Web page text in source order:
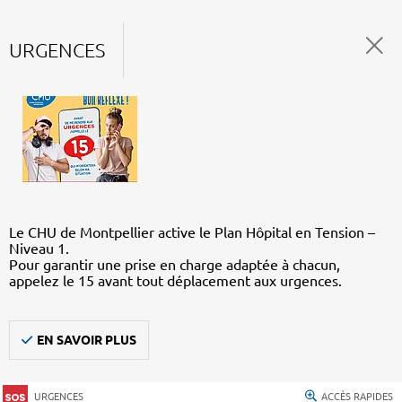
URGENCES
Le CHU de Montpellier active le Plan Hôpital en Tension –
Niveau 1.
Pour garantir une prise en charge adaptée à chacun,
appelez le 15 avant tout déplacement aux urgences.
EN SAVOIR PLUS
URGENCES ACCÈS RAPIDES